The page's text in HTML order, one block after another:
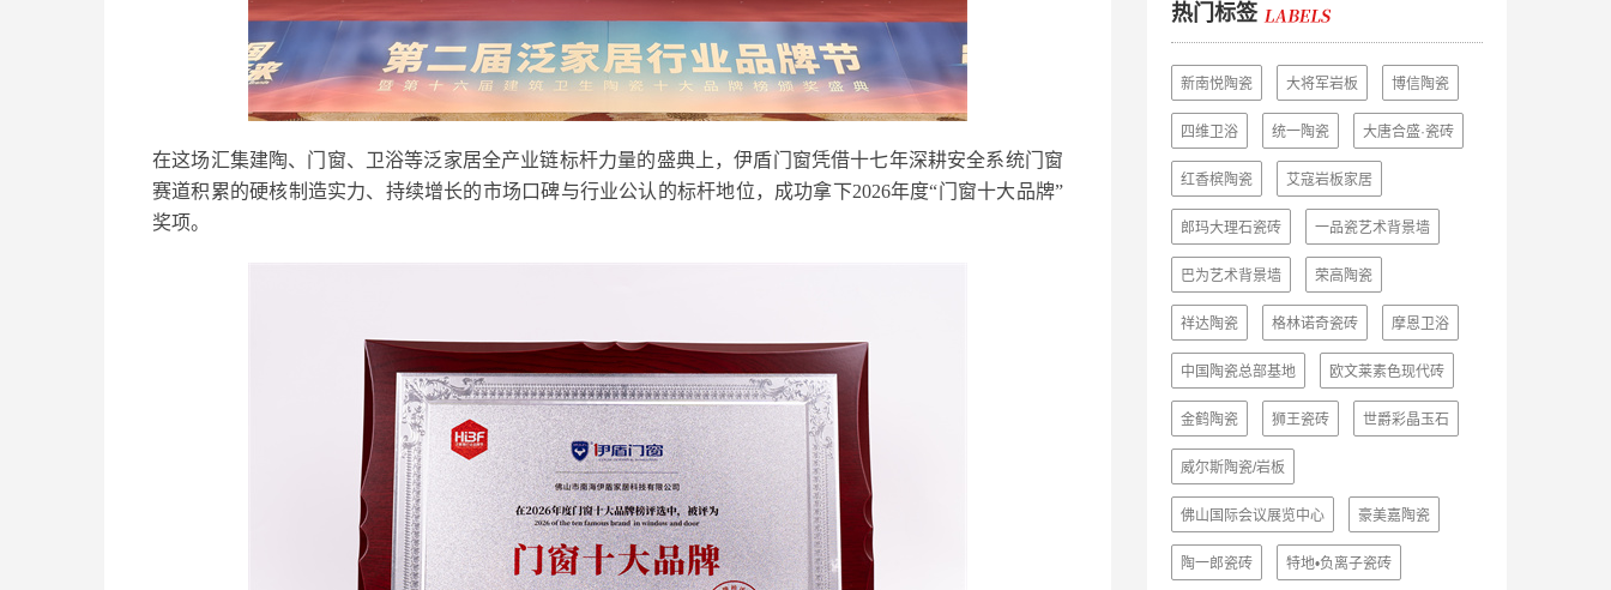
在这场汇集建陶、门窗、卫浴等泛家居全产业链标杆力量的盛典上，伊盾门窗凭借十七年深耕安全系统门窗
赛道积累的硬核制造实力、持续增长的市场口碑与行业公认的标杆地位，成功拿下2026年度“门窗十大品牌”
奖项。
热门标签
新南悦陶瓷 大将军岩板 博信陶瓷
四维卫浴 统一陶瓷 大唐合盛·瓷砖
红香槟陶瓷 艾寇岩板家居
郎玛大理石瓷砖 一品瓷艺术背景墙
巴为艺术背景墙 荣高陶瓷
祥达陶瓷 格林诺奇瓷砖 摩恩卫浴
中国陶瓷总部基地 欧文莱素色现代砖
金鹤陶瓷 狮王瓷砖 世爵彩晶玉石
威尔斯陶瓷/岩板
佛山国际会议展览中心 豪美嘉陶瓷
陶一郎瓷砖 特地•负离子瓷砖